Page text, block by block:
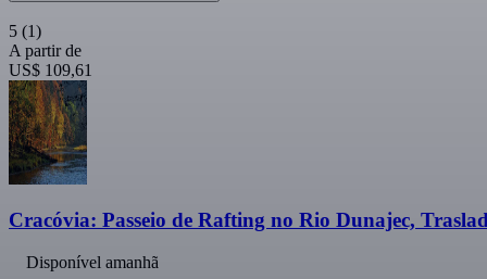
5 (1)
A partir de
US$ 109,61
Cracóvia: Passeio de Rafting no Rio Dunajec,
Disponível amanhã